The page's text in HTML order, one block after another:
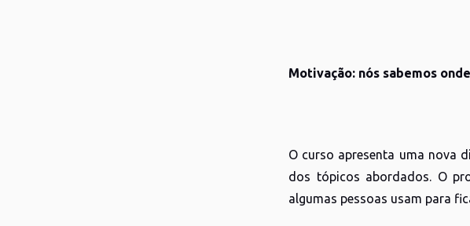
Motivação: nós sabemos
O curso apresenta uma nova
dos tópicos abordados. O
algumas pessoas usam para